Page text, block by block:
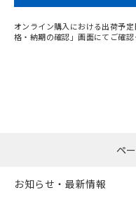
オンライン購入における出荷予
格・納期の確認」画面にてご確認
ペ
お知らせ・最新情報